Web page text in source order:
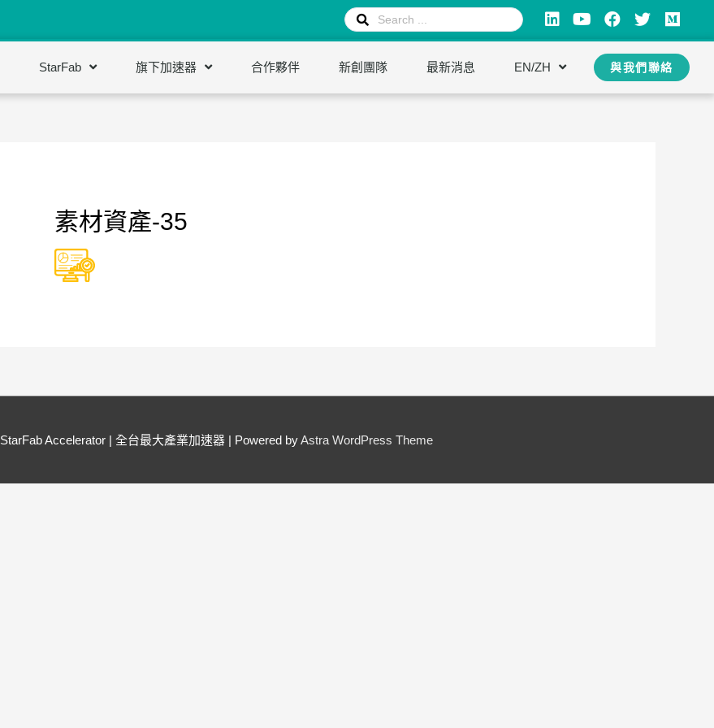
StarFab 旗下加速器 合作夥伴 新創團隊 最新消息 EN/ZH 與我們聯絡
素材資產-35
StarFab Accelerator | 全台最大產業加速器| Powered byAstra WordPress Theme